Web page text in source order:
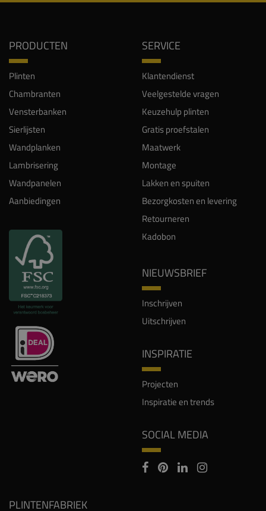
PRODUCTEN
Plinten
Chambranten
Vensterbanken
Sierlijsten
Wandplanken
Lambrisering
Wandpanelen
Aanbiedingen
SERVICE
Klantendienst
Veelgestelde vragen
Keuzehulp plinten
Gratis proefstalen
Maatwerk
Montage
Lakken en spuiten
Bezorgkosten en levering
Retourneren
Kadobon
NIEUWSBRIEF
Inschrijven
Uitschrijven
INSPIRATIE
Projecten
Inspiratie en trends
SOCIAL MEDIA
PLINTENFABRIEK